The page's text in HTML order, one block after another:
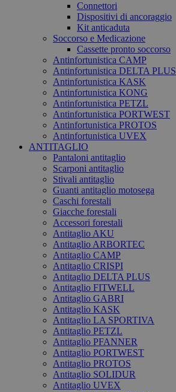
Connettori
Dispositivi di ancoraggio
Kit anticaduta
Soccorso e Medicazione
Cassette pronto soccorso
Antinfortunistica CAMP
Antinfortunistica DELTA PLUS
Antinfortunistica KASK
Antinfortunistica KONG
Antinfortunistica PETZL
Antinfortunistica PORTWEST
Antinfortunistica PROTOS
Antinfortunistica UVEX
ANTITAGLIO
Pantaloni antitaglio
Scarponi antitaglio
Stivali antitaglio
Guanti antitaglio motosega
Caschi forestali
Giacche forestali
Accessori forestali
Antitaglio AKU
Antitaglio ARBORTEC
Antitaglio CAMP
Antitaglio CRISPI
Antitaglio DELTA PLUS
Antitaglio FITWELL
Antitaglio GABRI
Antitaglio KASK
Antitaglio LA SPORTIVA
Antitaglio PETZL
Antitaglio PFANNER
Antitaglio PORTWEST
Antitaglio PROTOS
Antitaglio SOLIDUR
Antitaglio UVEX